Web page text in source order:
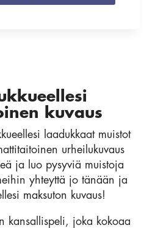
kuvaus
laadukkaat muistot
urheilukuvaus
ja luo pysyviä muistoja
yhteyttä jo tänään ja
maksuton kuvaus!
kansallispeli, joka kokoaa